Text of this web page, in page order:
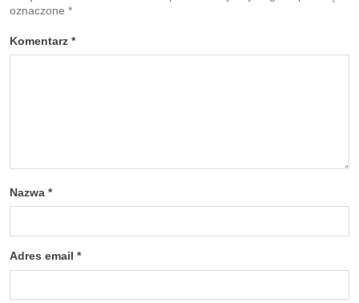
oznaczone *
Komentarz *
Nazwa *
Adres email *